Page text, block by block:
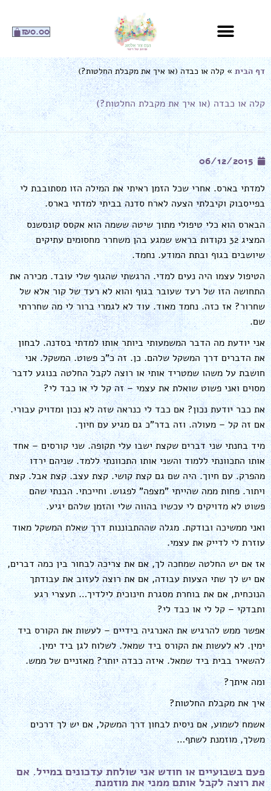
₪0.00 עגלת
קניות
דף הבית»קלה או כבדה (או איך את מקבלת החלטות?)
קלה או כבדה (או איך את מקבלת החלטות?)
06/12/2015
למדתי בארס. אחרי שכל הזמן ראיתי את המילה הזו מסתובבת לי
בפייסבוק וקיבלתי הצעה לארח סדנה בביתי למדתי בארס.
הבארס הוא כלי טיפולי מתוך שיטה ששמה הוא אקסס קונסשנס
המציג 32 נקודות בראש שמגע בהן משחרר מחסומים עתיקים
שיושבים בגוף ובתת המודע. נחמד.
הטיפול עצמו היה נעים למדי. הרגשתי שהגוף שלי עובד. מכירה את
התחושה הזו של רעד שעובר בגוף והוא לא רעד של קור אלא של
שחרור? אז כזה. נחמד מאוד. עוד לא לגמרי ברור לי מה שחררתי
שם.
אני יודעת מה הדבר המשמעותי ביותר אותו למדתי בסדנה. לבחון
את הדברים דרך המשקל שלהם. כן. זה כ"כ פשוט. המשקל. אני
חושבת על משהו שמטריד אותי או רוצה לקבל החלטה בנוגע לדבר
מסוים ואני פשוט שואלת את עצמי – זה קל לי או כבד לי?
את כבר יודעת נכון? אם כבד לי כנראה שזה לא נכון ומדויק עבורי.
אם זה קל – מעולה. וזה בדר"כ גם מגיע עם חיוך.
מיד בחנתי שני דברים שקצת ישבו עלי תקופה. שני קורסים – אחד
אותו התכוונתי ללמוד והשני אותו התכוונתי ללמד. שניהם ירדו
מהפרק. עם חיוך. היה שם גם קצת קושי. קצת עצב. קצת אבל. קצת
ויתור. פחות ממה שהייתי "מצפה" לפגוש. וחייכתי. הבנתי שהם
פשוט לא מדויקים לי עכשיו בהווה שלי והזמן שלהם יגיע.
ואני ממשיכה ובודקת. מגלה שההתבוננות דרך שאלת המשקל מאוד
עוזרת לי לדייק את עצמי.
אז אם יש החלטה שמחכה לך, אם את צריכה לבחור בין כמה דברים,
אם יש לך שתי הצעות עבודה, אם את רוצה לעזוב את עבודתך
הנוכחית, אם את בוחרת מסגרת חינוכית לילדיך… תעצרי רגע
ותבדקי – קל לי או כבד לי?
אפשר ממש להרגיש את האנרגיה בידיים – לעשות את הקורס ביד
ימין. לא לעשות את הקורס ביד שמאל. לשלוח לגן ביד ימין.
להשאיר בבית ביד שמאל. איזה כבדה יותר? מאזניים של ממש.
ומה איתך?
איך את מקבלת החלטות?
אשמח לשמוע, אם ניסית לבחון דרך המשקל, אם יש לך דרכים
משלך, מוזמנת לשתף…
פעם בשבועיים או חודש אני שולחת עדכונים במייל. אם
את רוצה לקבל אותם ממני את מוזמנת ​